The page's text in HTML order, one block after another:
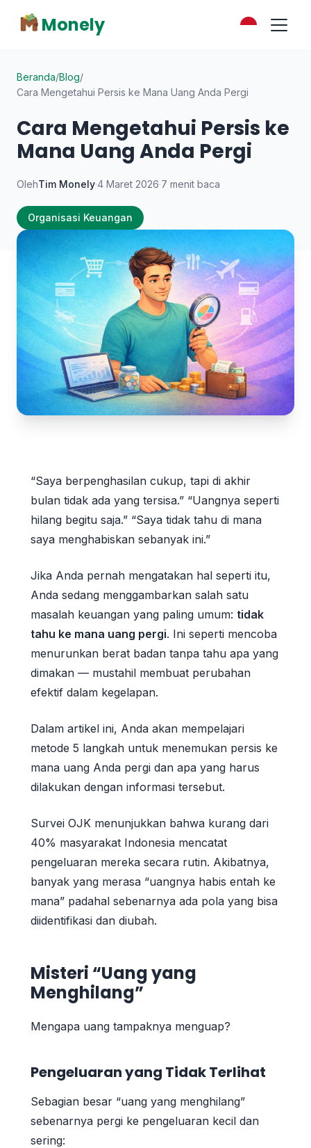
Monely
Beranda/Blog/
Cara Mengetahui Persis ke Mana Uang Anda Pergi
Cara Mengetahui Persis ke
Mana Uang Anda Pergi
OlehTim Monely·4 Maret 2026·7 menit baca
Organisasi Keuangan
“Saya berpenghasilan cukup, tapi di akhir
bulan tidak ada yang tersisa.” “Uangnya seperti
hilang begitu saja.” “Saya tidak tahu di mana
saya menghabiskan sebanyak ini.”
Jika Anda pernah mengatakan hal seperti itu,
Anda sedang menggambarkan salah satu
masalah keuangan yang paling umum: tidak
tahu ke mana uang pergi. Ini seperti mencoba
menurunkan berat badan tanpa tahu apa yang
dimakan — mustahil membuat perubahan
efektif dalam kegelapan.
Dalam artikel ini, Anda akan mempelajari
metode 5 langkah untuk menemukan persis ke
mana uang Anda pergi dan apa yang harus
dilakukan dengan informasi tersebut.
Survei OJK menunjukkan bahwa kurang dari
40% masyarakat Indonesia mencatat
pengeluaran mereka secara rutin. Akibatnya,
banyak yang merasa “uangnya habis entah ke
mana” padahal sebenarnya ada pola yang bisa
diidentifikasi dan diubah.
Misteri “Uang yang
Menghilang”
Mengapa uang tampaknya menguap?
Pengeluaran yang Tidak Terlihat
Sebagian besar “uang yang menghilang”
sebenarnya pergi ke pengeluaran kecil dan
sering: